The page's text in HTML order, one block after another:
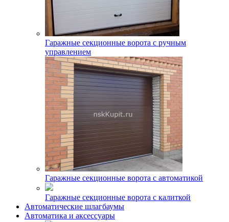
Гаражные секционные ворота с ручным
управлением
Гаражные секционные ворота с автоматикой
Гаражные секционные ворота с калиткой
Автоматические шлагбаумы
Автоматика и аксессуары